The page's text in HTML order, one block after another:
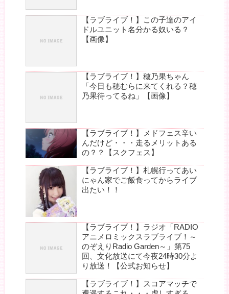
【ラブライブ！】この子達のアイ
ドルユニット名分かる奴いる？
【画像】
【ラブライブ！】穂乃果ちゃん
「今日も穂むらに来てくれる？穂
乃果待ってるね」【画像】
【ラブライブ！】メドフェス辛い
んだけど・・・走るメリットある
の？？【スクフェス】
【ラブライブ！】札幌行ってあい
にゃん家でご飯食ってからライブ
出たい！！
【ラブライブ！】ラジオ「RADIO
アニメロミックスラブライブ！～
のぞえりRadio Garden～」第75
回、文化放送にて今夜24時30分よ
り放送！【公式お知らせ】
【ラブライブ！】スコアマッチで